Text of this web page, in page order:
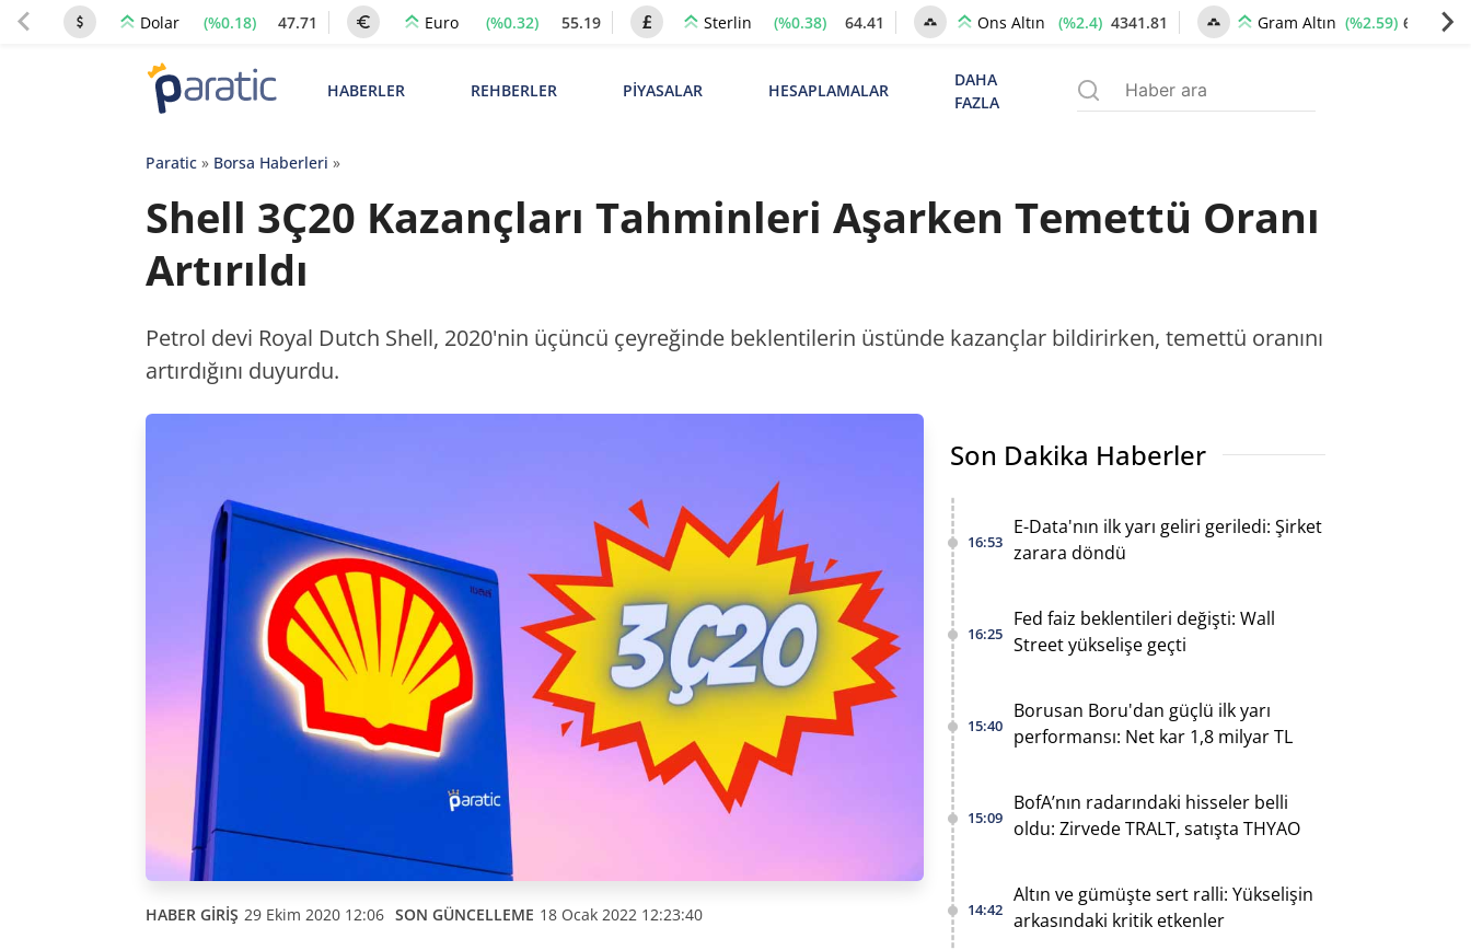
Dolar (%0.18) 47.71 Euro (%0.32) 55.19 Sterlin (%0.38) 64.41 Ons Altın (%2.4) 4341.81 Gram Altın (%2.59) 6660.55
HABERLER REHBERLER PİYASALAR HESAPLAMALAR
DAHA
FAZLA
Paratic» Borsa Haberleri »
Shell 3Ç20 Kazançları Tahminleri Aşarken Temettü Oranı
Artırıldı
Petrol devi Royal Dutch Shell, 2020'nin üçüncü çeyreğinde beklentilerin üstünde kazançlar bildirirken, temettü oranını
artırdığını duyurdu.
HABER GİRİŞ 29 Ekim 2020 12:06 SON GÜNCELLEME 18 Ocak 2022 12:23:40
Son Dakika Haberler
16:53
E-Data'nın ilk yarı geliri geriledi: Şirket
zarara döndü
16:25
Fed faiz beklentileri değişti: Wall
Street yükselişe geçti
15:40
Borusan Boru'dan güçlü ilk yarı
performansı: Net kar 1,8 milyar TL
15:09
BofA’nın radarındaki hisseler belli
oldu: Zirvede TRALT, satışta THYAO
14:42
Altın ve gümüşte sert ralli: Yükselişin
arkasındaki kritik etkenler